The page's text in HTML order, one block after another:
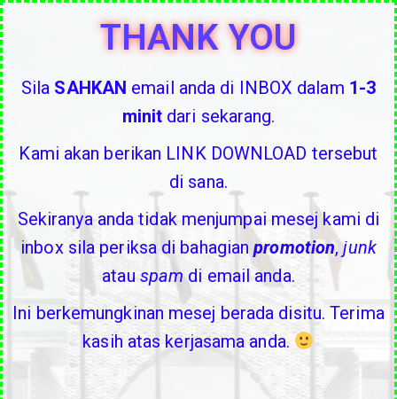
THANK YOU
Sila SAHKAN email anda di INBOX dalam 1-3
minit dari sekarang.
Kami akan berikan LINK DOWNLOAD tersebut
di sana.
Sekiranya anda tidak menjumpai mesej kami di
inbox sila periksa di bahagianpromotion,junk
atau spamdi email anda.
Ini berkemungkinan mesej berada disitu. Terima
kasih atas kerjasama anda.